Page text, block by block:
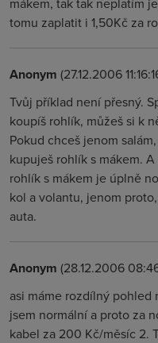
tomu zaplatit i 1,50Kč za
Anonym (27.12.2006
Tvůj příklad není přesný.
koupíš rohlík, můžeš si k
Pokud chceš jenom
kupuješ rohlík s mákem.
rohlík s mákem je úplně
kol a volantu, jenom
auta.
Anonym (28.12.2006
asi máme rozdílný pohled
jsem normální a proto za
kabel za 200 Kč/měsíc 2.